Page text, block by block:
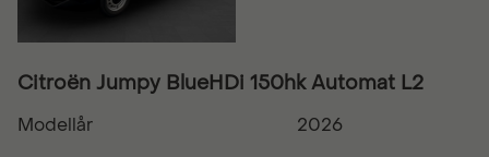
Citroën Jumpy BlueHDi 150hk Automat L2
Modellår
2026